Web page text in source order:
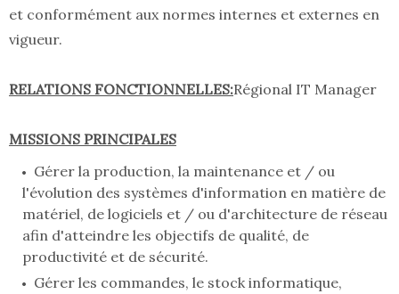
et conformément aux normes internes et externes en
vigueur.
RELATIONS FONCTIONNELLES:Régional IT Manager
MISSIONS PRINCIPALES
Gérer la production, la maintenance et / ou
l'évolution des systèmes d'information en matière de
matériel, de logiciels et / ou d'architecture de réseau
afin d'atteindre les objectifs de qualité, de
productivité et de sécurité.
Gérer les commandes, le stock informatique,